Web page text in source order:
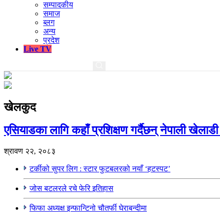
सम्पादकीय
समाज
ब्लग
अन्य
प्रदेश
Live TV
खेलकुद
एसियाडका लागि कहाँ प्रशिक्षण गर्दैछन् नेपाली
श्रावण २२, २०८३
टर्कीको सुपर लिग : स्टार फुटबलरको नयाँ ‘हटस्पट’
जोस बटलरले रचे फेरि इतिहास
फिफा अध्यक्ष इन्फान्टिनो चौतर्फी घेराबन्दीमा